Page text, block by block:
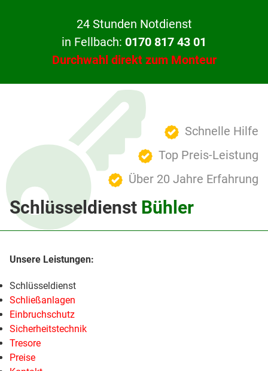
24 Stunden Notdienst
in Fellbach: 0170 817 43 01
Durchwahl direkt zum Monteur
Schnelle Hilfe
Top Preis-Leistung
Über 20 Jahre Erfahrung
Schlüsseldienst Bühler
Schlüsseldienst
Schließanlagen
Einbruchschutz
Sicherheitstechnik
Tresore
Preise